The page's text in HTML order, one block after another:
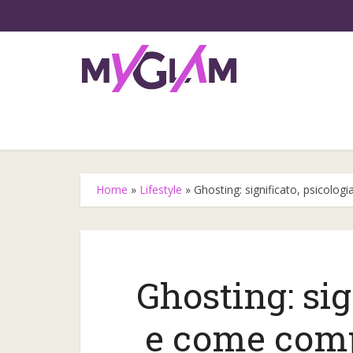
Home » Lifestyle » Ghosting: significato,
Ghosting:
e come
Gli